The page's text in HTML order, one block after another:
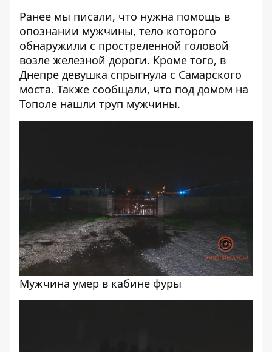
Ранее мы писали, что нужна помощь в
опознании мужчины, тело которого
обнаружили с простреленной головой
возле железной дороги. Кроме того, в
Днепре девушка спрыгнула с Самарского
моста. Также сообщали, что под домом на
Тополе нашли труп мужчины.
Мужчина умер в кабине фуры